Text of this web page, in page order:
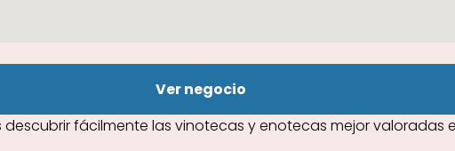
Ver negocio
fácilmente las vinotecas y enotecas mejor valoradas